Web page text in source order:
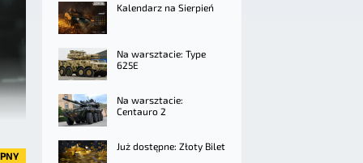
Kalendarz na Sierpień
Na warsztacie: Type
625E
Na warsztacie:
Centauro 2
Już dostępne: Złoty Bilet